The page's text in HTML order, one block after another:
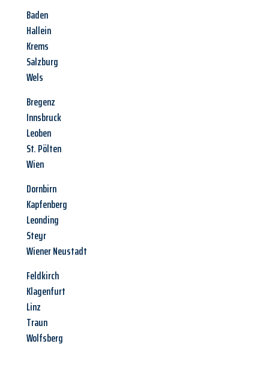
Baden
Hallein
Krems
Salzburg
Wels
Bregenz
Innsbruck
Leoben
St. Pölten
Wien
Dornbirn
Kapfenberg
Leonding
Steyr
Wiener Neustadt
Feldkirch
Klagenfurt
Linz
Traun
Wolfsberg